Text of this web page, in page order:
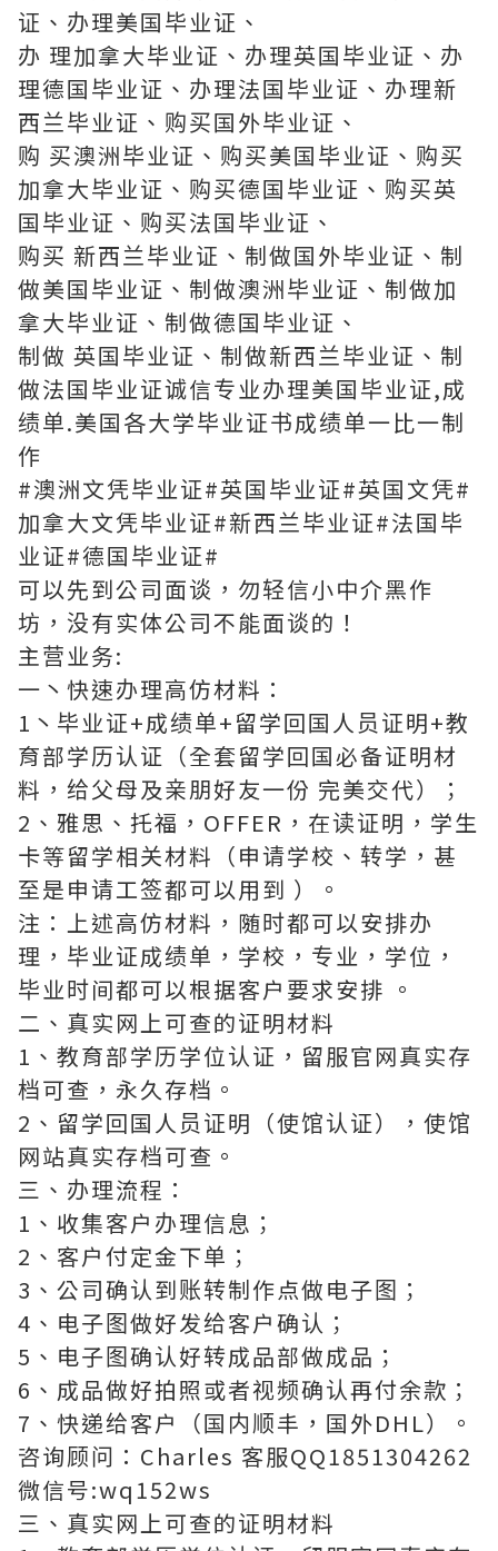
证、办理美国毕业证、
办 理加拿大毕业证、办理英国毕业证、办
理德国毕业证、办理法国毕业证、办理新
西兰毕业证、购买国外毕业证、
购 买澳洲毕业证、购买美国毕业证、购买
加拿大毕业证、购买德国毕业证、购买英
国毕业证、购买法国毕业证、
购买 新西兰毕业证、制做国外毕业证、制
做美国毕业证、制做澳洲毕业证、制做加
拿大毕业证、制做德国毕业证、
制做 英国毕业证、制做新西兰毕业证、制
做法国毕业证诚信专业办理美国毕业证,成
绩单.美国各大学毕业证书成绩单一比一制
作
#澳洲文凭毕业证#英国毕业证#英国文凭#
加拿大文凭毕业证#新西兰毕业证#法国毕
业证#德国毕业证#
可以先到公司面谈，勿轻信小中介黑作
坊，没有实体公司不能面谈的！
主营业务:
一丶快速办理高仿材料：
1丶毕业证+成绩单+留学回国人员证明+教
育部学历认证（全套留学回国必备证明材
料，给父母及亲朋好友一份 完美交代）；
2、雅思、托福，OFFER，在读证明，学生
卡等留学相关材料（申请学校、转学，甚
至是申请工签都可以用到 ）。
注：上述高仿材料，随时都可以安排办
理，毕业证成绩单，学校，专业，学位，
毕业时间都可以根据客户要求安排 。
二、真实网上可查的证明材料
1、教育部学历学位认证，留服官网真实存
档可查，永久存档。
2、留学回国人员证明（使馆认证），使馆
网站真实存档可查。
三、办理流程：
1、收集客户办理信息；
2、客户付定金下单；
3、公司确认到账转制作点做电子图；
4、电子图做好发给客户确认；
5、电子图确认好转成品部做成品；
6、成品做好拍照或者视频确认再付余款；
7、快递给客户（国内顺丰，国外DHL）。
咨询顾问：Charles 客服QQ1851304262
微信号:wq152ws
三、真实网上可查的证明材料